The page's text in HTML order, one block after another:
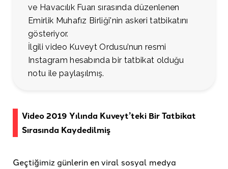
ve Havacılık Fuarı sırasında düzenlenen
Emirlik Muhafız Birliği'nin askeri tatbikatını
gösteriyor.
İlgili video Kuveyt Ordusu’nun resmi
Instagram hesabında bir tatbikat olduğu
notu ile paylaşılmış.
Video 2019 Yılında Kuveyt’teki Bir Tatbikat
Sırasında Kaydedilmiş
Geçtiğimiz günlerin en viral sosyal medya